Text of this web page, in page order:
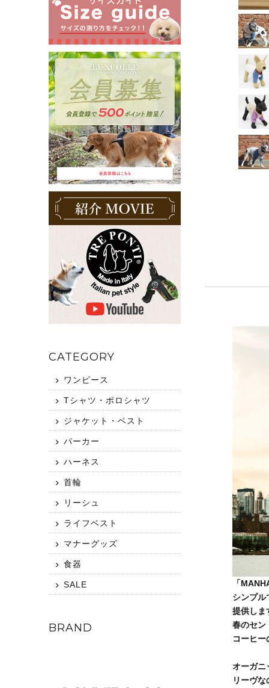
CATEGORY
ワンピース
Tシャツ・ポロシャツ
ジャケット・ベスト
パーカー
ハーネス
首輪
リーシュ
ライフベスト
マナーグッズ
食器
SALE
BRAND
「
シンプル
提供しま
春のセン
コーヒ
オーガニ
リーヴ